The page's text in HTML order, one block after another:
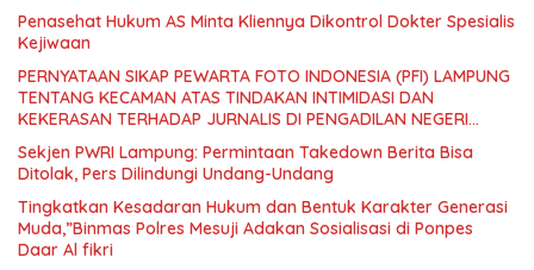
Penasehat Hukum AS Minta Kliennya Dikontrol Dokter Spesialis
Kejiwaan
PERNYATAAN SIKAP PEWARTA FOTO INDONESIA (PFI) LAMPUNG
TENTANG KECAMAN ATAS TINDAKAN INTIMIDASI DAN
KEKERASAN TERHADAP JURNALIS DI PENGADILAN NEGERI
TANJUNG KARANG.
Sekjen PWRI Lampung: Permintaan Takedown Berita Bisa
Ditolak, Pers Dilindungi Undang-Undang
Tingkatkan Kesadaran Hukum dan Bentuk Karakter Generasi
Muda,”Binmas Polres Mesuji Adakan Sosialisasi di Ponpes
Daar Al fikri